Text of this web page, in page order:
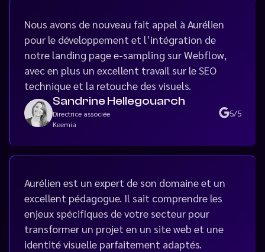
Nous avons de nouveau fait appel à Aurélien
pour le développement et l’intégration de
notre landing page e-sampling sur Webflow,
avec en plus un excellent travail sur le SEO
technique et la retouche des visuels.
Sandrine Hellegouarch
Directrice associée
Keemia
5/5
Aurélien est un expert de son domaine et un
excellent pédagogue. Il sait comprendre les
enjeux spécifiques de votre secteur pour
transformer un projet en un site web et une
identité visuelle parfaitement adaptés.